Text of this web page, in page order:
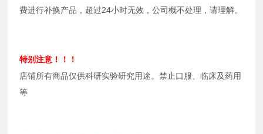
费进行补换产品，超过24小时无效，公司概不处理，请理解。
特别注意！！！
店铺所有商品仅供科研实验研究用途。禁止口服、临床及药用
等